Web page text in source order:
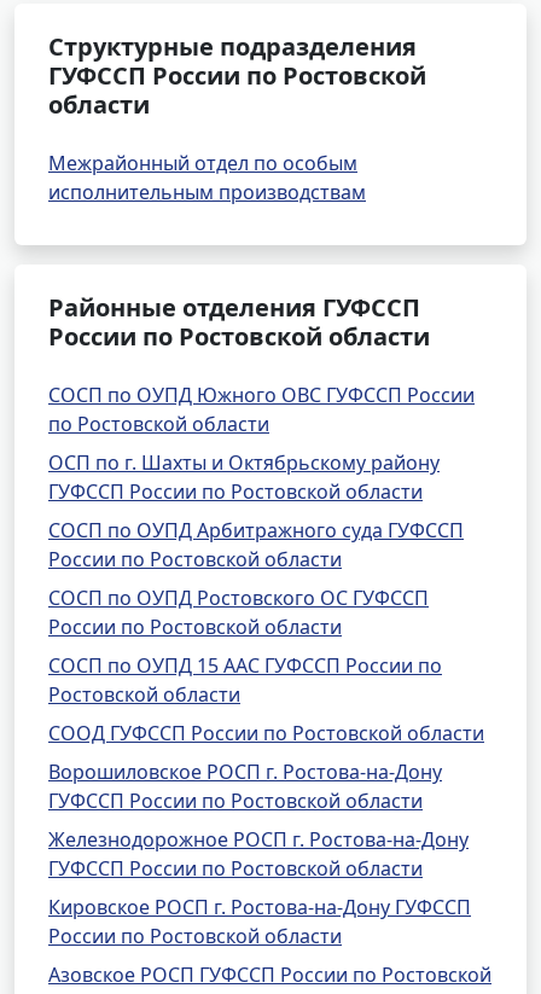
Структурные подразделения
ГУФССП России по Ростовской
области
Межрайонный отдел по особым
исполнительным производствам
Районные отделения ГУФССП
России по Ростовской области
СОСП по ОУПД Южного ОВС ГУФССП России
по Ростовской области
ОСП по г. Шахты и Октябрьскому району
ГУФССП России по Ростовской области
СОСП по ОУПД Арбитражного суда ГУФССП
России по Ростовской области
СОСП по ОУПД Ростовского ОС ГУФССП
России по Ростовской области
СОСП по ОУПД 15 ААС ГУФССП России по
Ростовской области
СООД ГУФССП России по Ростовской области
Ворошиловское РОСП г. Ростова-на-Дону
ГУФССП России по Ростовской области
Железнодорожное РОСП г. Ростова-на-Дону
ГУФССП России по Ростовской области
Кировское РОСП г. Ростова-на-Дону ГУФССП
России по Ростовской области
Азовское РОСП ГУФССП России по Ростовской